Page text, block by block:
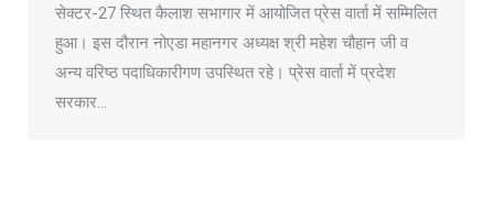
सेक्टर-27 स्थित कैलाश सभागार में आयोजित प्रेस वार्ता में सम्मिलित
हुआ। इस दौरान नोएडा महानगर अध्यक्ष श्री महेश चौहान जी व
अन्य वरिष्ठ पदाधिकारीगण उपस्थित रहे। प्रेस वार्ता में प्रदेश
सरकार…